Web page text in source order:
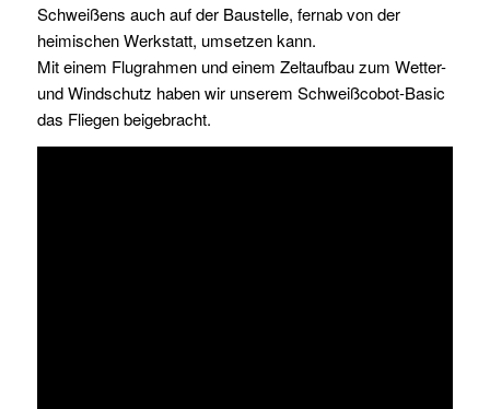
Schweißens auch auf der Baustelle, fernab von der
heimischen Werkstatt, umsetzen kann.
Mit einem Flugrahmen und einem Zeltaufbau zum Wetter-
und Windschutz haben wir unserem Schweißcobot-Basic
das Fliegen beigebracht.